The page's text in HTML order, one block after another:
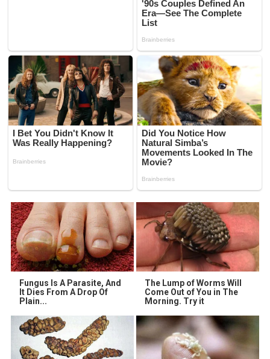
Fungus Is A Parasite, And
It Dies From A Drop Of
Plain...
The Lump of Worms Will
Come Out of You in The
Morning. Try it